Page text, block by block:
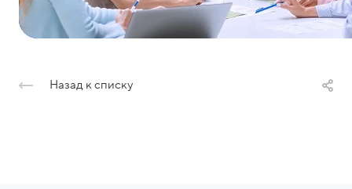
Назад к списку